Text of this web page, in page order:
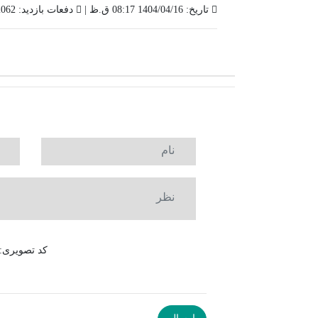
تاریخ: 1404/04/16 08:17 ق.ظ | دفعات بازدید: 2062 |
کد